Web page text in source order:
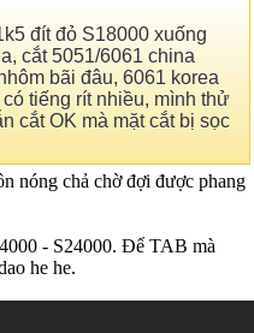
đít đỏ S18000 xuống
cắt 5051/6061 china
bãi đâu, 6061 korea
tiếng rít nhiều, mình thử
cắt OK mà mặt cắt bị sọc
nóng chả chờ đợi được phang
- S24000. Để TAB mà
he he.